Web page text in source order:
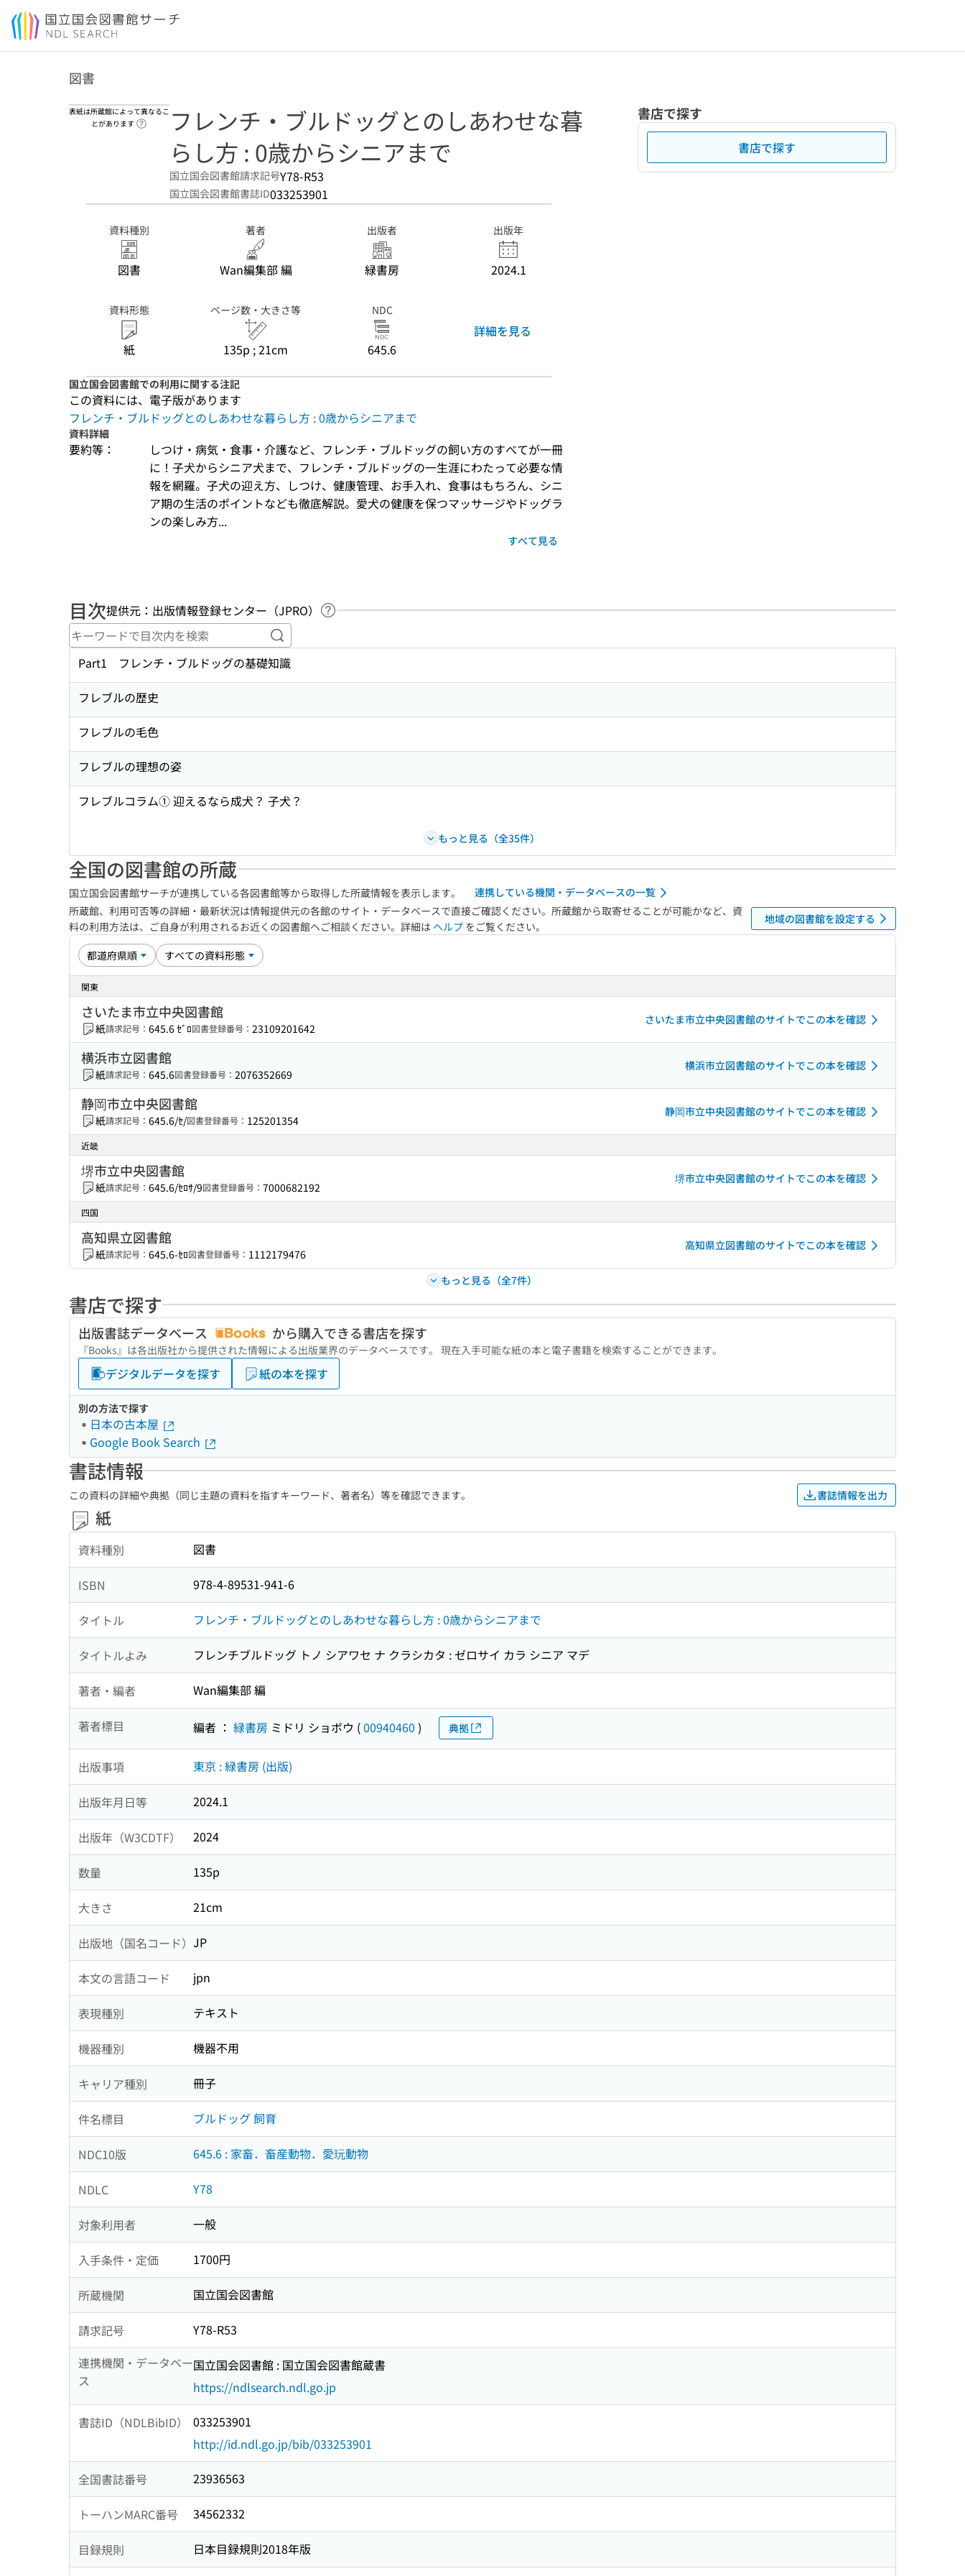
本文へ移動
図書
表紙は所蔵館によって異なるこ
とがあります
ヘルプページへのリンク
フレンチ・ブルドッグとのしあわせな暮
らし方 : 0歳からシニアまで
国立国会図書館請求記号Y78-R53
国立国会図書館書誌ID033253901
資料種別
図書
著者
Wan編集部 編
出版者
緑書房
出版年
2024.1
資料形態
紙
ページ数・大きさ等
135p ; 21cm
NDC
645.6
詳細を見る
国立国会図書館での利用に関する注記
この資料には、電子版があります
フレンチ・ブルドッグとのしあわせな暮らし方 : 0歳からシニアまで
資料詳細
要約等：
しつけ・病気・食事・介護など、フレンチ・ブルドッグの飼い方のすべてが一冊
に！子犬からシニア犬まで、フレンチ・ブルドッグの一生涯にわたって必要な情
報を網羅。子犬の迎え方、しつけ、健康管理、お手入れ、食事はもちろん、シニ
ア期の生活のポイントなども徹底解説。愛犬の健康を保つマッサージやドッグラ
ンの楽しみ方...
すべて見る
書店で探す
書店で探す
目次提供元：出版情報登録センター（JPRO）
ヘルプページへのリンク
キーワードで目次内を検索
Part1 フレンチ・ブルドッグの基礎知識
フレブルの歴史
フレブルの毛色
フレブルの理想の姿
フレブルコラム① 迎えるなら成犬？ 子犬？
もっと見る（全35件）
全国の図書館の所蔵
国立国会図書館サーチが連携している各図書館等から取得した所蔵情報を表示します。
連携している機関・データベースの一覧
所蔵館、利用可否等の詳細・最新状況は情報提供元の各館のサイト・データベースで直接ご確認ください。所蔵館から取寄せることが可能かなど、資
料の利用方法は、ご自身が利用されるお近くの図書館へご相談ください。詳細は ヘルプ をご覧ください。
地域の図書館を設定する
関東
さいたま市立中央図書館
紙請求記号： 645.6 ｾﾞﾛ図書登録番号： 23109201642
さいたま市立中央図書館のサイトでこの本を確認
横浜市立図書館
紙請求記号： 645.6図書登録番号： 2076352669
横浜市立図書館のサイトでこの本を確認
静岡市立中央図書館
紙請求記号： 645.6/ｾ/図書登録番号： 125201354
静岡市立中央図書館のサイトでこの本を確認
近畿
堺市立中央図書館
紙請求記号： 645.6/ｾﾛｻ/9図書登録番号： 7000682192
堺市立中央図書館のサイトでこの本を確認
四国
高知県立図書館
紙請求記号： 645.6-ｾﾛ図書登録番号： 1112179476
高知県立図書館のサイトでこの本を確認
もっと見る（全7件）
書店で探す
出版書誌データベース から購入できる書店を探す
『Books』は各出版社から提供された情報による出版業界のデータベースです。 現在入手可能な紙の本と電子書籍を検索することができます。
デジタルデータを探す 紙の本を探す
別の方法で探す
日本の古本屋
Google Book Search
書誌情報
この資料の詳細や典拠（同じ主題の資料を指すキーワード、著者名）等を確認できます。 書誌情報を出力
紙
資料種別 図書
ISBN 978-4-89531-941-6
タイトル フレンチ・ブルドッグとのしあわせな暮らし方 : 0歳からシニアまで
タイトルよみ フレンチブルドッグ トノ シアワセ ナ クラシカタ : ゼロサイ カラ シニア マデ
著者・編者 Wan編集部 編
著者標目 編者 ： 緑書房 ミドリ ショボウ (00940460 ) 典拠
出版事項 東京 : 緑書房 (出版)
出版年月日等 2024.1
出版年（W3CDTF） 2024
数量 135p
大きさ 21cm
出版地（国名コード） JP
本文の言語コード jpn
表現種別 テキスト
機器種別 機器不用
キャリア種別 冊子
件名標目 ブルドッグ 飼育
NDC10版 645.6 : 家畜．畜産動物．愛玩動物
NDLC Y78
対象利用者 一般
入手条件・定価 1700円
所蔵機関 国立国会図書館
請求記号
Y78-R53
連携機関・データベー
ス
国立国会図書館 : 国立国会図書館蔵書
https://ndlsearch.ndl.go.jp
書誌ID（NDLBibID）
033253901
http://id.ndl.go.jp/bib/033253901
全国書誌番号 23936563
トーハンMARC番号 34562332
目録規則 日本目録規則2018年版